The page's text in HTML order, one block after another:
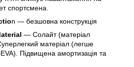
спортсмена.
n — безшовна конструкція
— Солайт (матеріал
матеріал (легше
Підвищена амортизація та